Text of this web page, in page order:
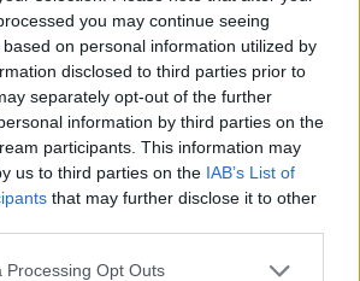
you may continue seeing
on personal information utilized by
disclosed to third parties prior to
separately opt-out of the further
information by third parties on the
participants. This information may
us to third parties on the IAB’s List of
that may further disclose it to other
website/app uses one or more Google
Processing Opt Outs
egy csata: Hadjar próbálná támadni az
Lindbladot.
végre átrágta magát Norrison, feljött a
szakadt le még túlzottan amúgy a 3-5.
Leclerc 2,2 másodpercre csak
esélyeit sem kell még teljesen leírni.